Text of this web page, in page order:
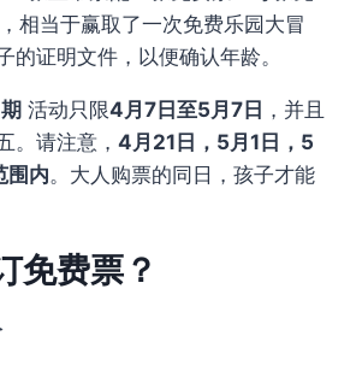
相当于赢取了一次免费乐园大冒
的证明文件，以便确认年龄。
活动只限4月7日至5月7日 ，并且
。请注意， 4月21日，5月1日，5
围内。大人购票的同日，孩子才能
免费票？